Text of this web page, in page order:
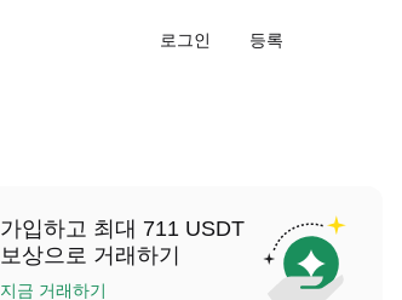
로그인 등록
가입하고 최대 711 USDT
보상으로 거래하기
지금 거래하기